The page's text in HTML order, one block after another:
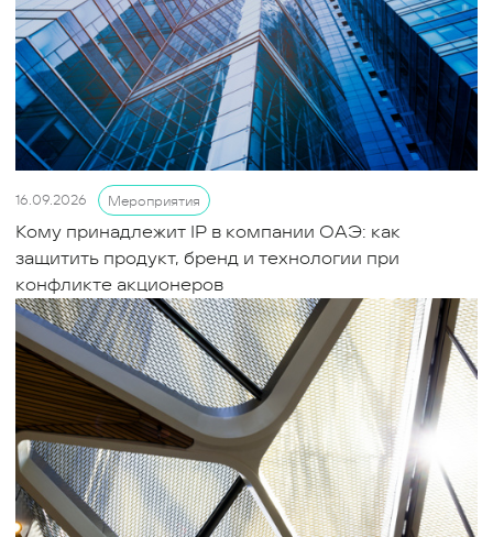
16.09.2026 Мероприятия
Кому принадлежит IP в компании ОАЭ: как
защитить продукт, бренд и технологии при
конфликте акционеров